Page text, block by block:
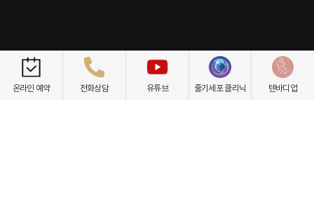
개인정보취급방침 이용약관 환자권리장전 비급여항목
온라인 예약 전화상담 유튜브 줄기세포 클리닉 텐바디업